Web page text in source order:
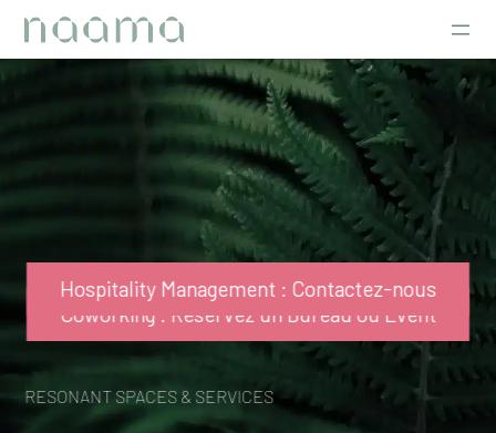
Aller
contenu
RESONANT SPACES & SERVICES
Coworking : Réservez un Bureau ou Event
Hospitality Management : Contactez-nous